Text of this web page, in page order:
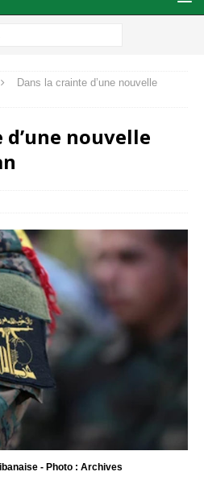
Dans la crainte d’une nouvelle
nouvelle
- Photo : Archives